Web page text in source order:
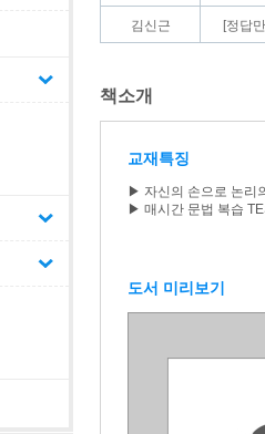
김신근 [정답
책소개
교재특징
▶ 자신의 손으로 논리
▶ 매시간 문법 복습
도서 미리보기